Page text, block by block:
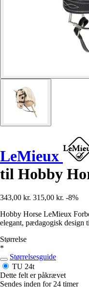
LeMieux
til Hobby
343,00 kr. 315,00 kr. -8%
Hobby Horse LeMieux
elegant, pædagogisk design
Størrelse
*
Størrelsesguide
TU 24t
Dette felt er påkrævet
Sendes inden for 24 timer